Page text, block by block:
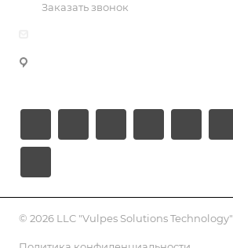
Заказать звонок
© 2026 LLC "Vulpes Solutions Technology"